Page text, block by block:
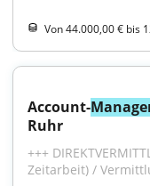
Von 44.000,00 € bis
Account-
Ruhr
+++
Zeitarbeit) /